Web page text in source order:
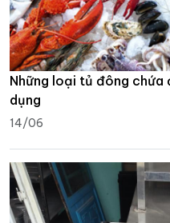
Những loại tủ đông chứa
dụng
14/06